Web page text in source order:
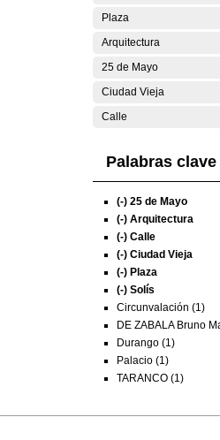
Plaza
Arquitectura
25 de Mayo
Ciudad Vieja
Calle
Palabras clave
(-) 25 de Mayo
(-) Arquitectura
(-) Calle
(-) Ciudad Vieja
(-) Plaza
(-) Solís
Circunvalación (1)
DE ZABALA Bruno
Durango (1)
Palacio (1)
TARANCO (1)